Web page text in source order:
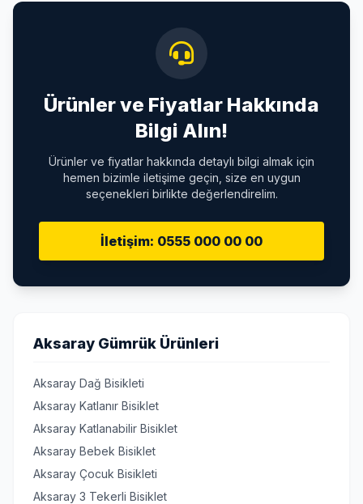
Ürünler ve Fiyatlar Hakkında
Bilgi Alın!
Ürünler ve fiyatlar hakkında detaylı bilgi almak için
hemen bizimle iletişime geçin, size en uygun
seçenekleri birlikte değerlendirelim.
İletişim: 0555 000 00 00
Aksaray Gümrük Ürünleri
Aksaray Dağ Bisikleti
Aksaray Katlanır Bisiklet
Aksaray Katlanabilir Bisiklet
Aksaray Bebek Bisiklet
Aksaray Çocuk Bisikleti
Aksaray 3 Tekerli Bisiklet